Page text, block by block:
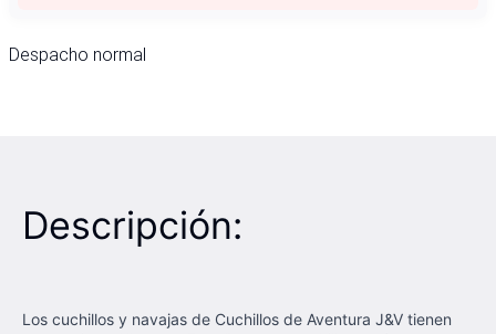
Despacho normal
Descripción:
Los cuchillos y navajas de Cuchillos de Aventura J&V tienen